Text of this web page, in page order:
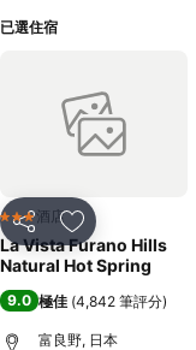
已選住宿
分享 放到收藏夾
3 星級酒店
La Vista Furano Hills
Natural Hot Spring
9.0 極佳 (4,842 筆評分)
富良野, 日本